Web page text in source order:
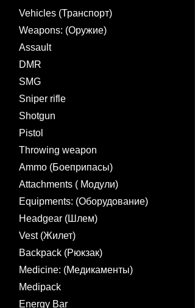
Vehicles (Транспорт)
Weapons: (Оружие)
Assault
DMR
SMG
Sniper rifle
Shotgun
Pistol
Throwing weapon
Ammo (Боеприпасы)
Attachments ( Модули)
Equipments: (Оборудование)
Headgear (Шлем)
Vest (Жилет)
Backpack (Рюкзак)
Medicine: (Медикаменты)
Medipack
Energy Bar